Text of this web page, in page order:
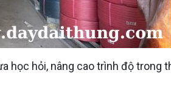
học hỏi, nâng cao trình độ trong